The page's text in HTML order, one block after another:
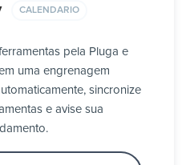
CALENDARIO
pela Pluga e
uma engrenagem
sincronize
e avise sua